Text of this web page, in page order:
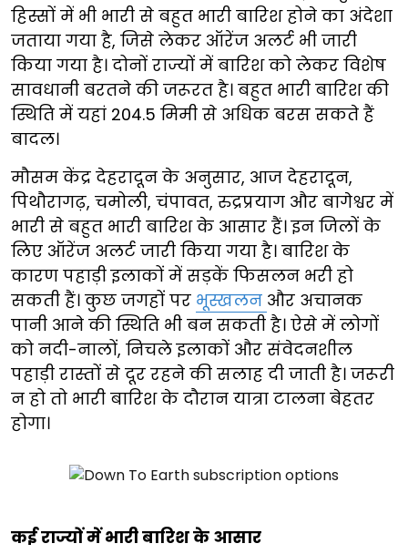
हिस्सों में भी भारी से बहुत भारी बारिश होने का अंदेशा
जताया गया है, जिसे लेकर ऑरेंज अलर्ट भी जारी
किया गया है। दोनों राज्यों में बारिश को लेकर विशेष
सावधानी बरतने की जरूरत है। बहुत भारी बारिश की
स्थिति में यहां 204.5 मिमी से अधिक बरस सकते हैं
बादल।
मौसम केंद्र देहरादून के अनुसार, आज देहरादून,
पिथौरागढ़, चमोली, चंपावत, रुद्रप्रयाग और बागेश्वर में
भारी से बहुत भारी बारिश के आसार हैं। इन जिलों के
लिए ऑरेंज अलर्ट जारी किया गया है। बारिश के
कारण पहाड़ी इलाकों में सड़कें फिसलन भरी हो
सकती हैं। कुछ जगहों पर भूस्खलन और अचानक
पानी आने की स्थिति भी बन सकती है। ऐसे में लोगों
को नदी-नालों, निचले इलाकों और संवेदनशील
पहाड़ी रास्तों से दूर रहने की सलाह दी जाती है। जरूरी
न हो तो भारी बारिश के दौरान यात्रा टालना बेहतर
होगा।
कई राज्यों में भारी बारिश के आसार